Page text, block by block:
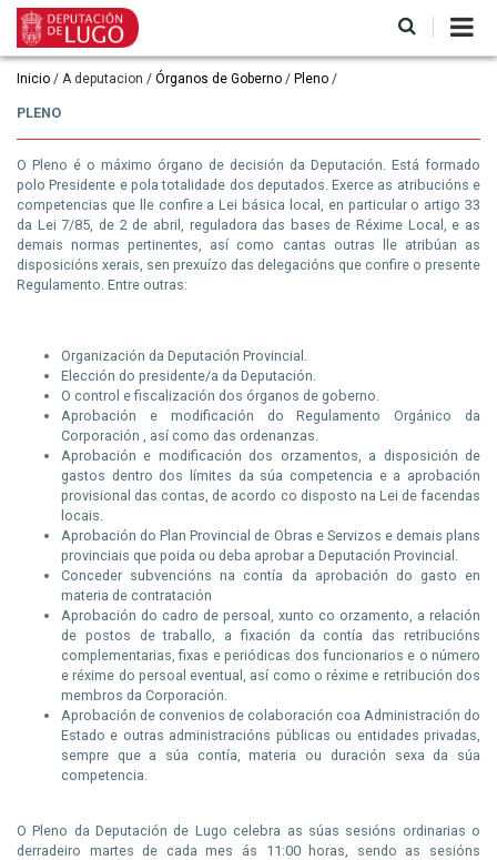
contido
principal
Miga
de
pan
Inicio A deputacion Órganos de Goberno Pleno
PLENO
O Pleno é o máximo órgano de decisión da Deputación. Está formado
polo Presidente e pola totalidade dos deputados. Exerce as atribucións e
competencias que lle confire a Lei básica local, en particular o artigo 33
da Lei 7/85, de 2 de abril, reguladora das bases de Réxime Local, e as
demais normas pertinentes, así como cantas outras lle atribúan as
disposicións xerais, sen prexuízo das delegacións que confire o presente
Regulamento. Entre outras:
Organización da Deputación Provincial.
Elección do presidente/a da Deputación.
O control e fiscalización dos órganos de goberno.
Aprobación e modificación do Regulamento Orgánico da
Corporación , así como das ordenanzas.
Aprobación e modificación dos orzamentos, a disposición de
gastos dentro dos límites da súa competencia e a aprobación
provisional das contas, de acordo co disposto na Lei de facendas
locais.
Aprobación do Plan Provincial de Obras e Servizos e demais plans
provinciais que poida ou deba aprobar a Deputación Provincial.
Conceder subvencións na contía da aprobación do gasto en
materia de contratación
Aprobación do cadro de persoal, xunto co orzamento, a relación
de postos de traballo, a fixación da contía das retribucións
complementarias, fixas e periódicas dos funcionarios e o número
e réxime do persoal eventual, así como o réxime e retribución dos
membros da Corporación.
Aprobación de convenios de colaboración coa Administración do
Estado e outras administracións públicas ou entidades privadas,
sempre que a súa contía, materia ou duración sexa da súa
competencia.
O Pleno da Deputación de Lugo celebra as súas sesións ordinarias o
derradeiro martes de cada mes ás 11:00 horas, sendo as sesións